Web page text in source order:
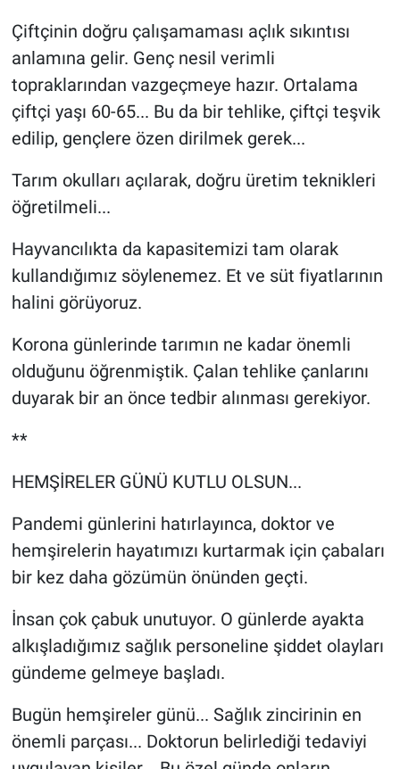
Çiftçinin doğru çalışamaması açlık sıkıntısı
anlamına gelir. Genç nesil verimli
topraklarından vazgeçmeye hazır. Ortalama
çiftçi yaşı 60-65... Bu da bir tehlike, çiftçi teşvik
edilip, gençlere özen dirilmek gerek...
Tarım okulları açılarak, doğru üretim teknikleri
öğretilmeli...
Hayvancılıkta da kapasitemizi tam olarak
kullandığımız söylenemez. Et ve süt fiyatlarının
halini görüyoruz.
Korona günlerinde tarımın ne kadar önemli
olduğunu öğrenmiştik. Çalan tehlike çanlarını
duyarak bir an önce tedbir alınması gerekiyor.
**
HEMŞİRELER GÜNÜ KUTLU OLSUN...
Pandemi günlerini hatırlayınca, doktor ve
hemşirelerin hayatımızı kurtarmak için çabaları
bir kez daha gözümün önünden geçti.
İnsan çok çabuk unutuyor. O günlerde ayakta
alkışladığımız sağlık personeline şiddet olayları
gündeme gelmeye başladı.
Bugün hemşireler günü... Sağlık zincirinin en
önemli parçası... Doktorun belirlediği tedaviyi